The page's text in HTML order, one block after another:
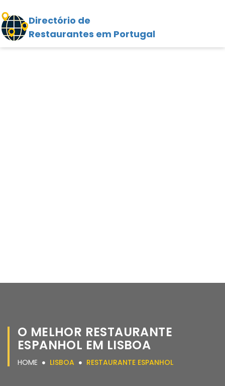
Directório de
Restaurantes em Portugal
O MELHOR RESTAURANTE
ESPANHOL EM LISBOA
HOME LISBOA RESTAURANTE ESPANHOL